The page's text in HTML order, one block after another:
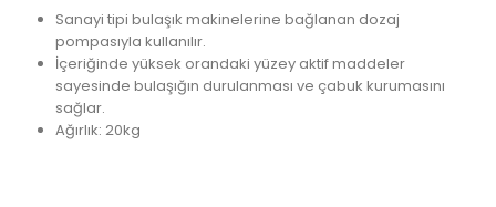
Sanayi tipi bulaşık makinelerine bağlanan dozaj
pompasıyla kullanılır.
İçeriğinde yüksek orandaki yüzey aktif maddeler
sayesinde bulaşığın durulanması ve çabuk kurumasını
sağlar.
Ağırlık: 20kg